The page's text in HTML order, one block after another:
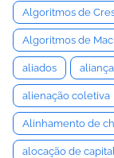
Algoritmos de
Algoritmos de
aliados
alienação coletiva
Alinhamento de
alocação de capital